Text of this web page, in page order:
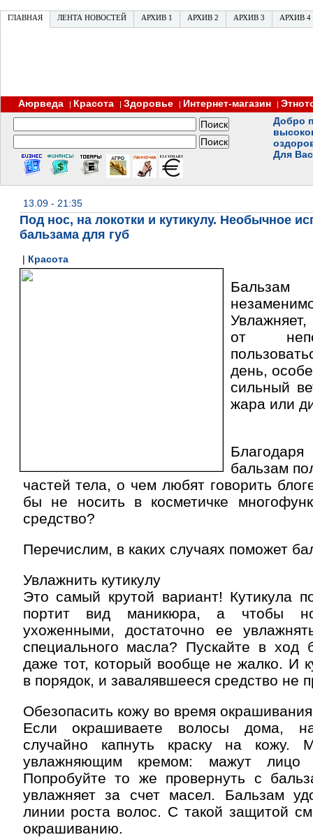
ГЛАВНАЯ ЛЕНТА НОВОСТЕЙ АРХИВ 1 АРХИВ 2 АРХИВ 3 АРХИВ 4
Аюрведа | Красота | Здоровье | Интернет-магазин |
Добро
Для
13.09 - 21:35
Под нос, на локотки и кутикулу. Необычное
бальзама для губ
| Красота
от
день,
сильный
жара или
бальзам
частей тела, о чем любят говорить
бы не носить в косметичке
средство?
Перечислим, в каких случаях поможет
Увлажнить кутикулу
Это самый крутой вариант! Кутикула
портит вид маникюра, а чтобы
ухоженными, достаточно ее
специального масла? Пускайте в ход
даже тот, который вообще не жалко. И
в порядок, и завалявшееся средство не
Обезопасить кожу во время окрашивания
Если окрашиваете волосы дома,
случайно капнуть краску на кожу.
увлажняющим кремом: мажут
Попробуйте то же провернуть с
увлажняет за счет масел. Бальзам
линии роста волос. С такой защитой
окрашиванию.